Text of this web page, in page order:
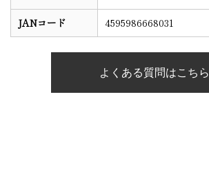
JANコード 4595986668031
よくある質問はこちら